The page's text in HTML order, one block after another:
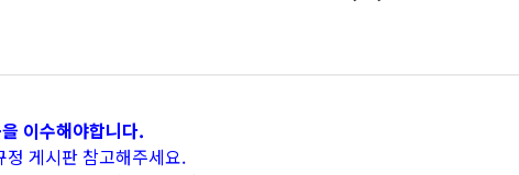
이수해야합니다.
게시판 참고해주세요.